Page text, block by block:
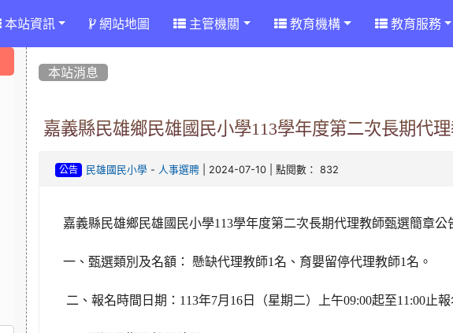
本站資訊 網站地圖 主管機關 教育機構 教育服務
本站消息
嘉義縣民雄鄉民雄國民小學113學年度第二次長期代
公告 民雄國民小學 - 人事選聘 | 2024-07-10 | 點閱數： 832
嘉義縣民雄鄉民雄國民小學113學年度第二次長期代理教師甄選簡章公
一、甄選類別及名額： 懸缺代理教師1名、育嬰留停代理教師1名。
二、報名時間日期：113年7月16日（星期二）上午09:00起至11:00止報